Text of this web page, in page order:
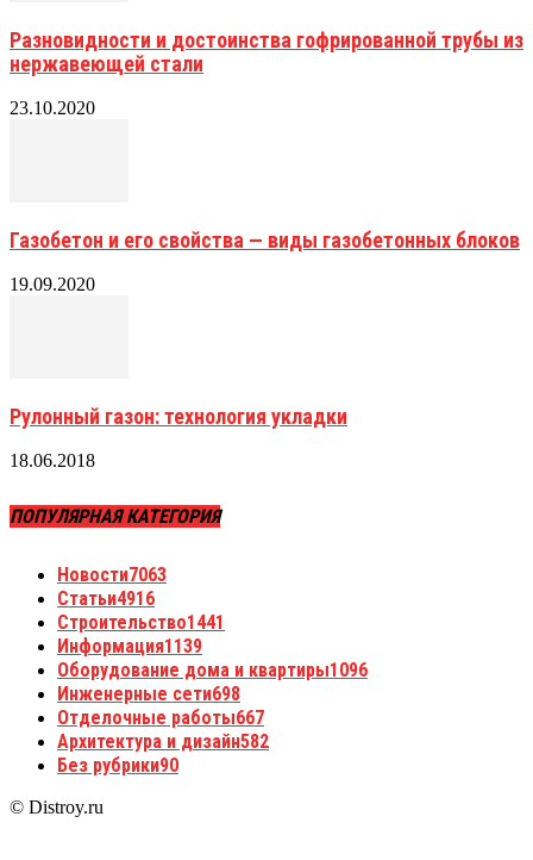
Разновидности и достоинства гофрированной трубы из
нержавеющей стали
23.10.2020
Газобетон и его свойства — виды газобетонных блоков
19.09.2020
Рулонный газон: технология укладки
18.06.2018
ПОПУЛЯРНАЯ КАТЕГОРИЯ
Новости7063
Статьи4916
Строительство1441
Информация1139
Оборудование дома и квартиры1096
Инженерные сети698
Отделочные работы667
Архитектура и дизайн582
Без рубрики90
© Distroy.ru